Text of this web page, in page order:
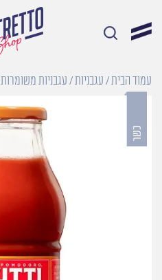
עמוד הבית/עגבניות/עגבניות משומרות